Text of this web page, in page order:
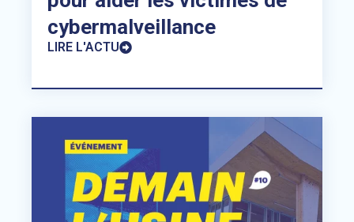
cybermalveillance
LIRE L'ACTU